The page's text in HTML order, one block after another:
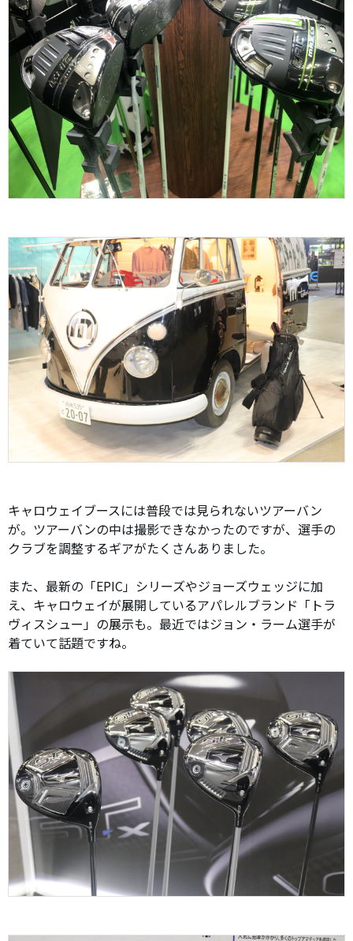
キャロウェイブースには普段では見られないツアーバン
が。ツアーバンの中は撮影できなかったのですが、選手の
クラブを調整するギアがたくさんありました。
また、最新の「EPIC」シリーズやジョーズウェッジに加
え、キャロウェイが展開しているアパレルブランド「トラ
ヴィスシュー」の展示も。最近ではジョン・ラーム選手が
着ていて話題ですね。